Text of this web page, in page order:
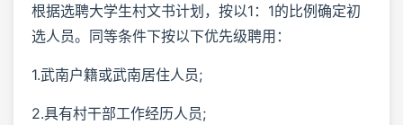
根据选聘大学生村文书计划，按以1：1的比例确定初
选人员。同等条件下按以下优先级聘用：
1.武南户籍或武南居住人员;
2.具有村干部工作经历人员;